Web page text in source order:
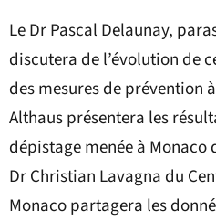
Le Dr Pascal Delaunay,
discutera de l’évolution de
des mesures de prévention
Althaus présentera les
dépistage menée à Monaco
Dr Christian Lavagna du
Monaco partagera les